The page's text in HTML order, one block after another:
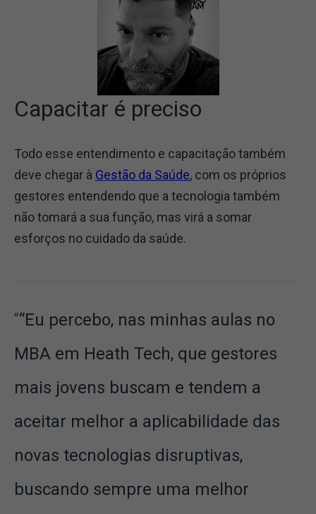
Capacitar é preciso
Todo esse entendimento e capacitação também
deve chegar à Gestão da Saúde, com os próprios
gestores entendendo que a tecnologia também
não tomará a sua função, mas virá a somar
esforços no cuidado da saúde.
“Eu percebo, nas minhas aulas no
MBA em Heath Tech, que gestores
mais jovens buscam e tendem a
aceitar melhor a aplicabilidade das
novas tecnologias disruptivas,
buscando sempre uma melhor